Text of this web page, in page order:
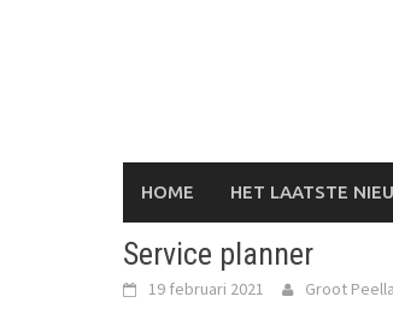
HOME HET LAATSTE
Service planner
19 februari 2021 Groot